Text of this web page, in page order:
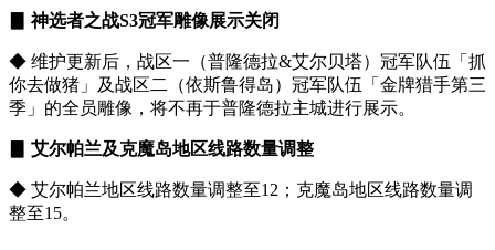
▊ 神选者之战S3冠军雕像展示关闭
◆ 维护更新后，战区一（普隆德拉&艾尔贝塔）冠军队伍「抓
你去做猪」及战区二（依斯鲁得岛）冠军队伍「金牌猎手第三
季」的全员雕像，将不再于普隆德拉主城进行展示。
▊ 艾尔帕兰及克魔岛地区线路数量调整
◆ 艾尔帕兰地区线路数量调整至12；克魔岛地区线路数量调
整至15。